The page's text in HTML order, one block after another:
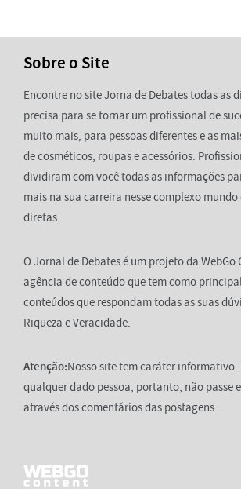
Sobre o Site
Encontre no site Jorna de Debates todas as
precisa para se tornar um profissional de
muito mais, para pessoas diferentes e as
de cosméticos, roupas e acessórios.
dividiram com você todas as informações
mais na sua carreira nesse complexo mundo
diretas.
O Jornal de Debates é um projeto da WebGo
agência de conteúdo que tem como
conteúdos que respondam todas as suas
Riqueza e Veracidade.
Atenção:Nosso site tem caráter informativo.
qualquer dado pessoa, portanto, não passe
através dos comentários das postagens.